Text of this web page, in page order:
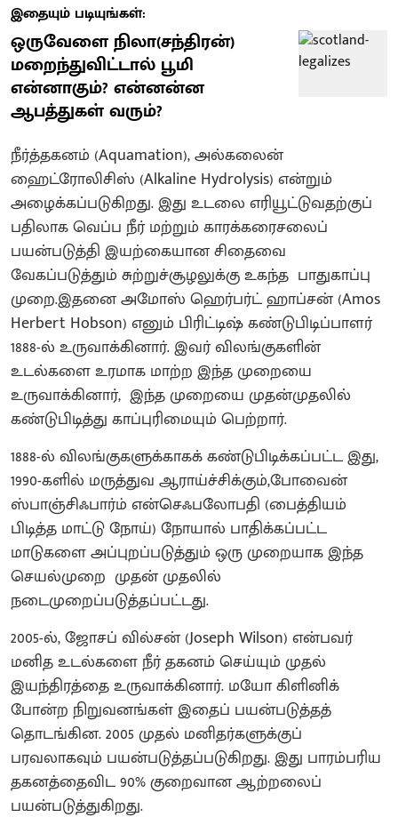
இதையும் படியுங்கள்:
ஒருவேளை நிலா(சந்திரன்)
மறைந்துவிட்டால் பூமி
என்னாகும்? என்னன்ன
ஆபத்துகள் வரும்?
நீர்த்தகனம் (Aquamation), அல்கலைன்
ஹைட்ரோலிசிஸ் (Alkaline Hydrolysis) என்றும்
அழைக்கப்படுகிறது. இது உடலை எரியூட்டுவதற்குப்
பதிலாக வெப்ப நீர் மற்றும் காரக்கரைசலைப்
பயன்படுத்தி இயற்கையான சிதைவை
வேகப்படுத்தும் சுற்றுச்சூழலுக்கு உகந்த பாதுகாப்பு
முறை.இதனை அமோஸ் ஹெர்பர்ட் ஹாப்சன் (Amos
Herbert Hobson) எனும் பிரிட்டிஷ் கண்டுபிடிப்பாளர்
1888-ல் உருவாக்கினார். இவர் விலங்குகளின்
உடல்களை உரமாக மாற்ற இந்த முறையை
உருவாக்கினார், இந்த முறையை முதன்முதலில்
கண்டுபிடித்து காப்புரிமையும் பெற்றார்.
1888-ல் விலங்குகளுக்காகக் கண்டுபிடிக்கப்பட்ட இது,
1990-களில் மருத்துவ ஆராய்ச்சிக்கும்,போவைன்
ஸ்பாஞ்சிஃபார்ம் என்செஃபலோபதி (பைத்தியம்
பிடித்த மாட்டு நோய்) நோயால் பாதிக்கப்பட்ட
மாடுகளை அப்புறப்படுத்தும் ஒரு முறையாக இந்த
செயல்முறை முதன் முதலில்
நடைமுறைப்படுத்தப்பட்டது.
2005-ல், ஜோசப் வில்சன் (Joseph Wilson) என்பவர்
மனித உடல்களை நீர் தகனம் செய்யும் முதல்
இயந்திரத்தை உருவாக்கினார். மயோ கிளினிக்
போன்ற நிறுவனங்கள் இதைப் பயன்படுத்தத்
தொடங்கின. 2005 முதல் மனிதர்களுக்குப்
பரவலாகவும் பயன்படுத்தப்படுகிறது. இது பாரம்பரிய
தகனத்தைவிட 90% குறைவான ஆற்றலைப்
பயன்படுத்துகிறது.